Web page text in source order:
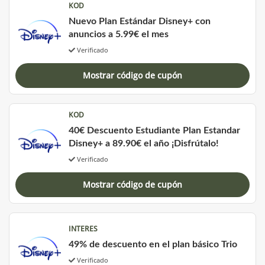
KOD
Nuevo Plan Estándar Disney+ con
anuncios a 5.99€ el mes
Verificado
Mostrar código de cupón
KOD
40€ Descuento Estudiante Plan Estandar
Disney+ a 89.90€ el año ¡Disfrútalo!
Verificado
Mostrar código de cupón
INTERES
49% de descuento en el plan básico Trio
Verificado